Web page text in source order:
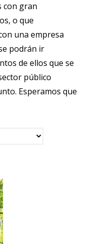
con gran
o que
una empresa
podrán ir
de ellos que se
público
Esperamos que